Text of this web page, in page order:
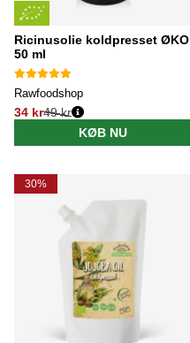
Ricinusolie koldpresset ØKO
50 ml
Rawfoodshop
34 kr
Normalpris:
49 kr
KØB NU
30%